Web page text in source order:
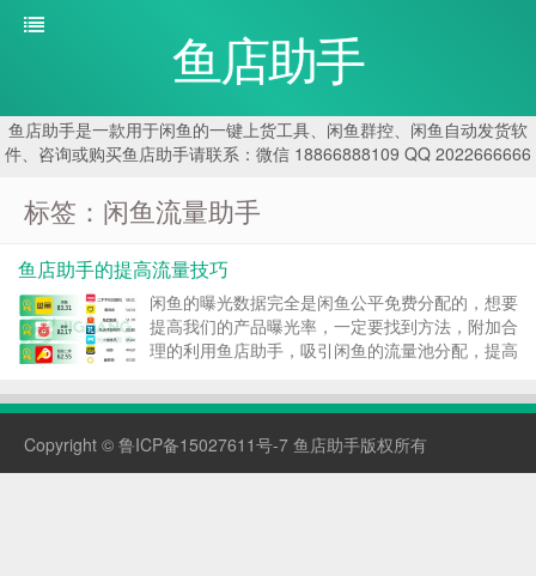
鱼店助手
鱼店助手是一款用于闲鱼的一键上货工具、闲鱼群控、闲鱼自动发货软
件、咨询或购买鱼店助手请联系：微信 18866888109 QQ 2022666666
标签：闲鱼流量助手
鱼店助手的提高流量技巧
闲鱼的曝光数据完全是闲鱼公平免费分配的，想要
提高我们的产品曝光率，一定要找到方法，附加合
理的利用鱼店助手，吸引闲鱼的流量池分配，提高
规 闲鱼卖家的第一门课程内容就是对闲鱼官方规
熟...
Copyright © 鲁ICP备15027611号-7 鱼店助手版权所有